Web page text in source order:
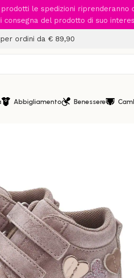
le spedizioni
consegna del prodotto di suo
ordini da € 89,90
Abbigliamento Benessere